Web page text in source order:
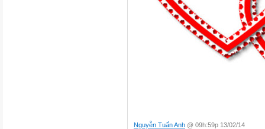
Nguyễn Tuấn Anh @ 09h:59p 13/02/14